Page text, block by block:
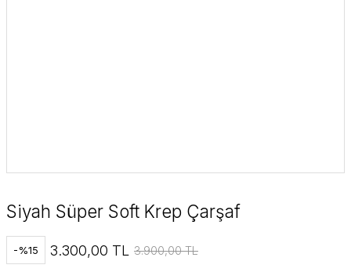
Siyah Süper Soft Krep Çarşaf
-%15 3.300,00 TL 3.900,00 TL